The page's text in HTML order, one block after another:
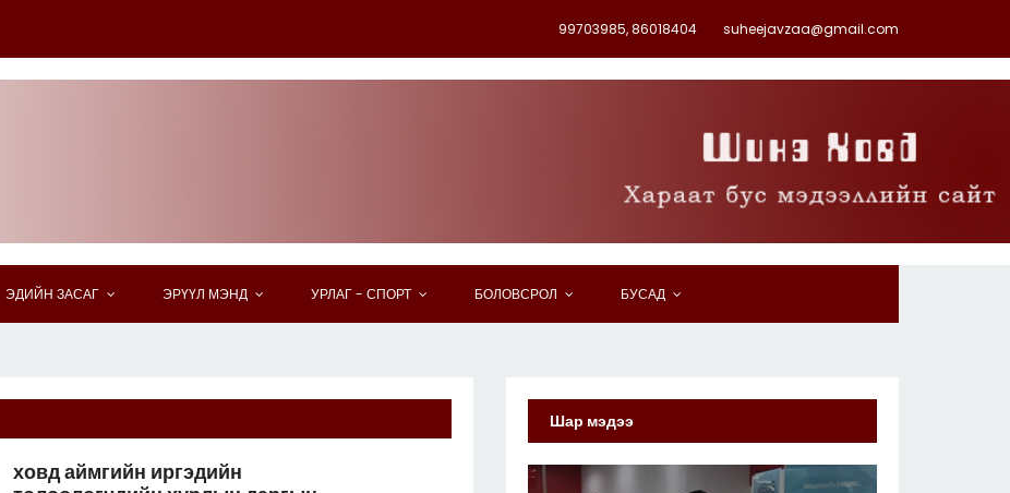
99703985, 86018404 suheejavzaa@gmail.com
ЭДИЙН ЗАСАГ ЭРҮҮЛ МЭНД УРЛАГ - СПОРТ БОЛОВСРОЛ БУСАД
ховд аймгийн иргэдийн
Шар мэдээ